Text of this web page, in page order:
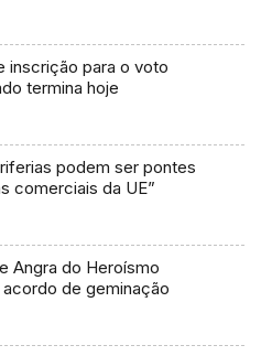
inscrição para o voto
termina hoje
podem ser pontes
comerciais da UE”
Angra do Heroísmo
acordo de geminação